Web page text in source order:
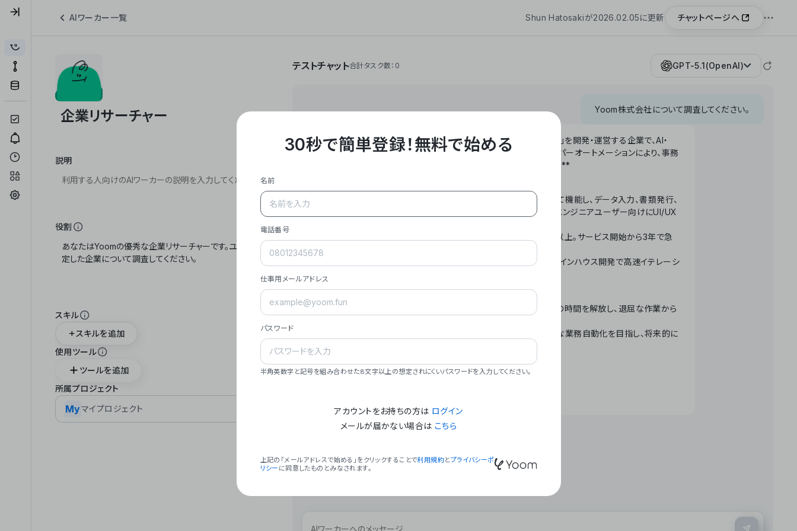
AIワーカー一覧 Shun Hatosakiが2026.02.05に更新 チャットページへ
説明
役割
スキル
スキルを追加
使用ツール
ツールを追加
所属プロジェクト
Myマイプロジェクト
テストチャット合計タスク数：0 GPT-5.1(OpenAI)
Yoom株式会社について調査してください。
**Yoom株式会社は、ビジネスオートメーションSaaS「Yoom」を開発・運営する企業で、AI・
API・RPA・OCRなどの技術をノーコードで組み合わせたハイパーオートメーションにより、事務
作業やデスクワークを自動化するサービスを提供しています。**
- **主力プロダクト「Yoom」**: SaaS連携データベースとして機能し、データ入力、書類発行、
メール対応、請求書処理、日報作成などの業務を自動化。非エンジニアユーザー向けにUI/UX
- **実績**: 国内利用社数20,000社超、直近成長率300%以上。サービス開始から3年で急
- **強み**: すべての自動化技術を1プラットフォームで完結。インハウス開発で高速イテレーシ
- **ミッション**: 「We Make Time」 – テクノロジーで人々の時間を解放し、退屈な作業から
- **ビジョン**: 「Global Business Automation」 – 世界的な業務自動化を目指し、将来的に
### 会社概要
30秒で簡単登録！無料で始める
名前
電話番号
仕事用メールアドレス
パスワード
半角英数字と記号を組み合わせた8文字以上の想定されにくいパスワードを入力してください。
アカウントをお持ちの方は ログイン
メールが届かない場合は こちら
上記の「メールアドレスで始める」をクリックすることで利用規約とプライバシーポ
リシー に同意したものとみなされます。